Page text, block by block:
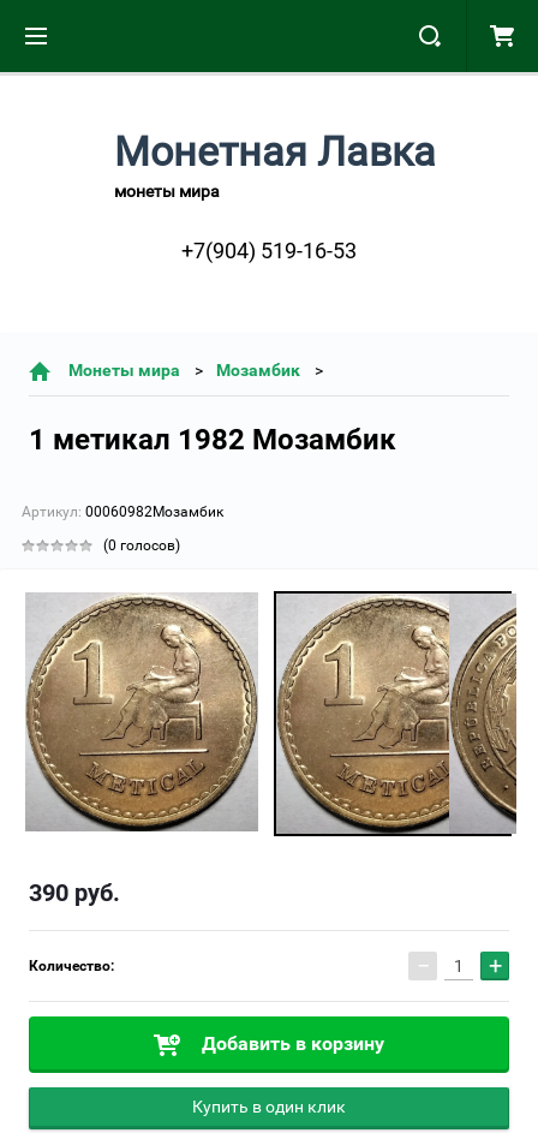
Монетная Лавка
монеты мира
+7(904) 519-16-53
Монеты мира Мозамбик
1 метикал 1982 Мозамбик
Артикул: 00060982Мозамбик
(0 голосов)
390 руб.
Количество: − +
Добавить в корзину
Купить в один клик